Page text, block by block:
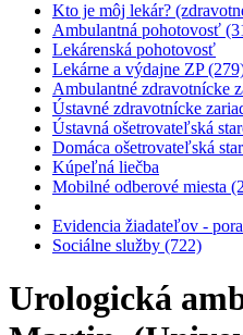
Kto je môj lekár?
Ambulantná pohotovosť
Lekárenská pohotovosť
Lekárne a výdajne ZP
Ambulantné zdravotnícke
Ústavné zdravotnícke
Ústavná ošetrovateľská
Domáca ošetrovateľská
Kúpeľná liečba
Mobilné odberové miesta
Evidencia žiadateľov -
Sociálne služby (722)
Urologická